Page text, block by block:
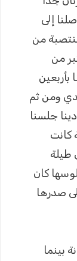
إلى
من
من
بأربعين
ومن ثم
جلسنا
كانت
طيلة
كان
صدرها
بينما